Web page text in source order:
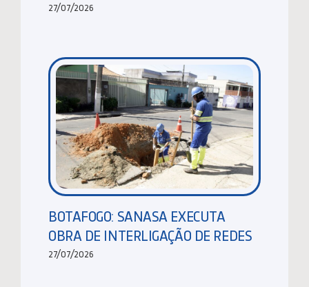
27/07/2026
BOTAFOGO: SANASA EXECUTA
OBRA DE INTERLIGAÇÃO DE REDES
27/07/2026